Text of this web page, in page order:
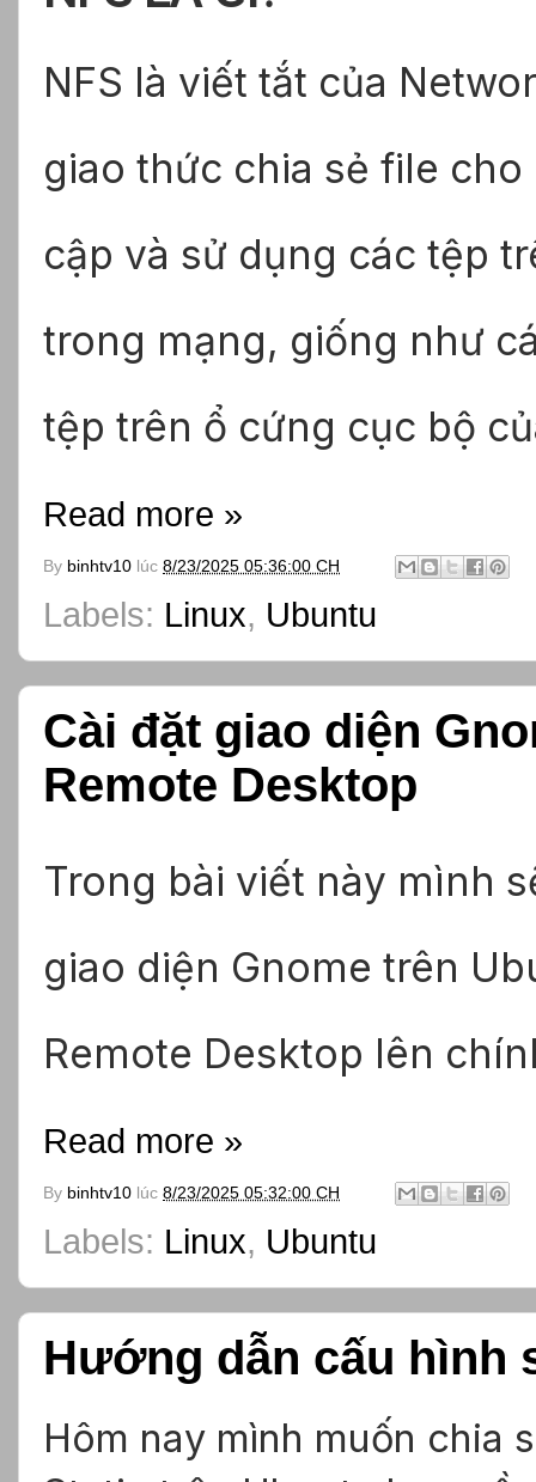
NFS là viết tắt của
giao thức chia sẻ file
cập và sử dụng các tệp
trong mạng, giống như
tệp trên ổ cứng cục bộ
Read more »
By binhtv10 lúc 8/23/2025 05:36:00 CH
Labels: Linux, Ubuntu
Cài đặt giao diện
Remote Desktop
Trong bài viết này mình
giao diện Gnome trên
Remote Desktop lên
Read more »
By binhtv10 lúc 8/23/2025 05:32:00 CH
Labels: Linux, Ubuntu
Hướng dẫn cấu hình
Hôm nay mình muốn chia